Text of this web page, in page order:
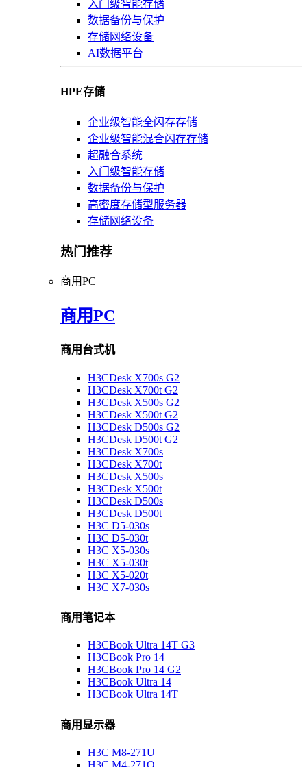
入门级智能存储
数据备份与保护
存储网络设备
AI数据平台
HPE存储
企业级智能全闪存存储
企业级智能混合闪存存储
超融合系统
入门级智能存储
数据备份与保护
高密度存储型服务器
存储网络设备
热门推荐
商用PC
商用PC
商用台式机
H3CDesk X700s G2
H3CDesk X700t G2
H3CDesk X500s G2
H3CDesk X500t G2
H3CDesk D500s G2
H3CDesk D500t G2
H3CDesk X700s
H3CDesk X700t
H3CDesk X500s
H3CDesk X500t
H3CDesk D500s
H3CDesk D500t
H3C D5-030s
H3C D5-030t
H3C X5-030s
H3C X5-030t
H3C X5-020t
H3C X7-030s
商用笔记本
H3CBook Ultra 14T G3
H3CBook Pro 14
H3CBook Pro 14 G2
H3CBook Ultra 14
H3CBook Ultra 14T
商用显示器
H3C M8-271U
H3C M4-271Q